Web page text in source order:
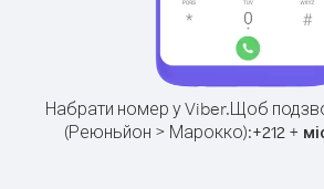
Набрати номер у Viber.Щоб
(Реюньйон > Марокко):+212 +